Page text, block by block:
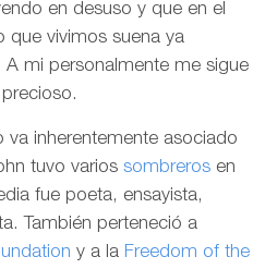
en desuso y que en el
que vivimos suena ya
A mi personalmente me sigue
va inherentemente asociado
tuvo variossombreros en
fue poeta, ensayista,
También perteneció a
y a la Freedom of the